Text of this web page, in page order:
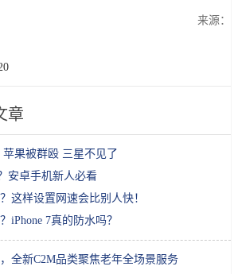
来源：
章
果被群殴 三星不见了
安卓手机新人必看
这样设置网速会比别人快！
iPhone 7真的防水吗？
全新C2M品类聚焦老年全场景服务